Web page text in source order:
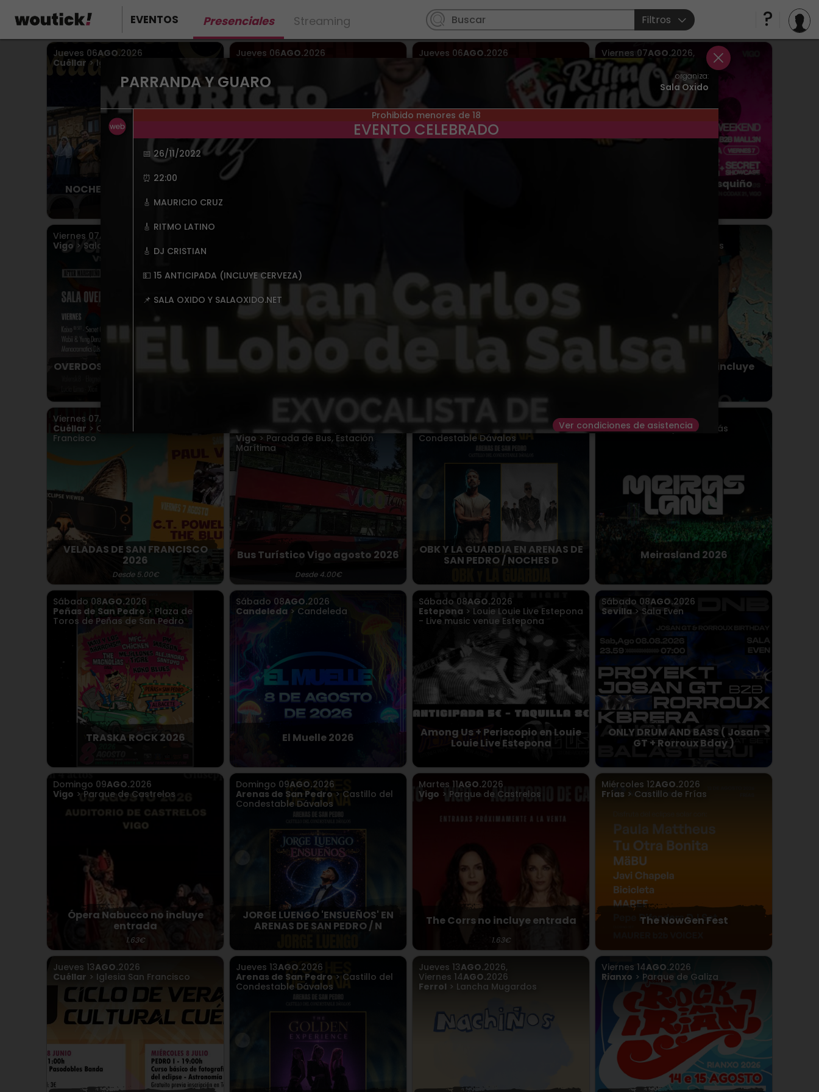
PARRANDA Y GUARO organiza:
Sala Oxido
Prohibido menores de 18
EVENTO CELEBRADO
📅 26/11/2022
⏰ 22:00
🎸 MAURICIO CRUZ
🎸 RITMO LATINO
🎸 DJ CRISTIAN
💵 15 ANTICIPADA (INCLUYE CERVEZA)
📌 SALA OXIDO Y SALAOXIDO.NET
Ver condiciones de asistencia
EVENTOS Presenciales Streaming Filtros
Jueves 06AGO.2026
Cuéllar > Iglesia San Martin
NOCHES DEL MUDÉJAR 2026
Desde 5.00€
Jueves 06AGO.2026
Jueves 06AGO.2026
Viernes 07AGO.2026,
Sábado08AGO.
Vigo
> Sala Doppler
Roneo Doppler Marisquiño
Viernes 07AGO.
Vigo > Sala MasterClub
OVERDOSE CLUB X PELIGRO CLUB ROCK THE HOUSE + PHILIP TERRA NÚBLAR
> Parque de Castrelos
Abraham Mateo no incluye
Viernes 07AGO.
Cuéllar > Convento de San
Francisco
VELADAS DE SAN FRANCISCO
2026
Desde 5.00€
Sábado
AGO. 2026
y más en
Vigo > Parada de Bus, Estación
Marítima
Bus Turístico Vigo agosto 2026
Desde 4.00€
AGO.
Arenas de San Pedro
> Castillo del
Condestable Dávalos
OBK Y LA GUARDIA EN ARENAS DE
SAN PEDRO / NOCHES D
Sábado08AGO.2026
Valdoviño> Playa de Meirás
Meirasland 2026
Sábado 08AGO.2026
Peñas de San Pedro > Plaza de
Toros de Peñas de San Pedro
TRASKA ROCK 2026
Sábado 08AGO.2026
Candeleda > Candeleda
El Muelle 2026
Sábado 08AGO.2026
Estepona > Louie Louie Live Estepona
- Live music venue Estepona
Among Us + Periscopio en Louie
Louie Live Estepona
Sábado 08AGO.2026
Sevilla > Sala Even
ONLY DRUM AND BASS ( Josan
GT + Rorroux Bday )
Domingo 09AGO.2026
Vigo > Parque de Castrelos
Ópera Nabucco no incluye
entrada
1.63€
Domingo 09AGO.2026
Arenas de San Pedro > Castillo del
Condestable Dávalos
JORGE LUENGO 'ENSUEÑOS' EN
ARENAS DE SAN PEDRO / N
Martes 11AGO.2026
Vigo > Parque de Castrelos
The Corrs no incluye entrada
1.63€
Miércoles 12AGO.2026
Frías > Castillo de Frías
The NowGen Fest
Jueves 13AGO.2026
Cuéllar > Iglesia San Francisco
Jueves 13AGO.2026
Arenas de San Pedro > Castillo del
Condestable Dávalos
Jueves 13AGO.2026,
Viernes 14AGO.2026
Ferrol > Lancha Mugardos
Viernes 14AGO.2026
Rianxo > Parque de Galiza